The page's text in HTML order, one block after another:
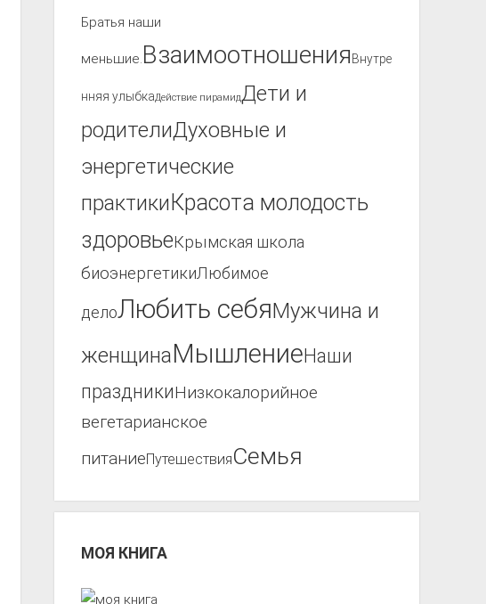
Братья наши
меньшие.Взаимоотношения Внутре
нняя улыбкаДействие пирамидДети и
родителиДуховные и
энергетические
практики Красота молодость
здоровьеКрымская школа
биоэнергетикиЛюбимое
делоЛюбить себяМужчина и
женщинаМышлениеНаши
праздникиНизкокалорийное
вегетарианское
питаниеПутешествияСемья
МОЯ КНИГА